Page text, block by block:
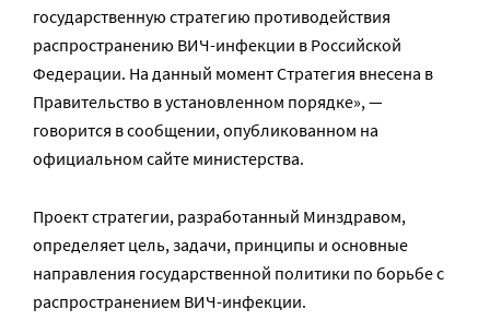
государственную стратегию противодействия
распространению ВИЧ-инфекции в Российской
Федерации. На данный момент Стратегия внесена в
Правительство в установленном порядке», —
говорится в сообщении, опубликованном на
официальном сайте министерства.
Проект стратегии, разработанный Минздравом,
определяет цель, задачи, принципы и основные
направления государственной политики по борьбе с
распространением ВИЧ-инфекции.